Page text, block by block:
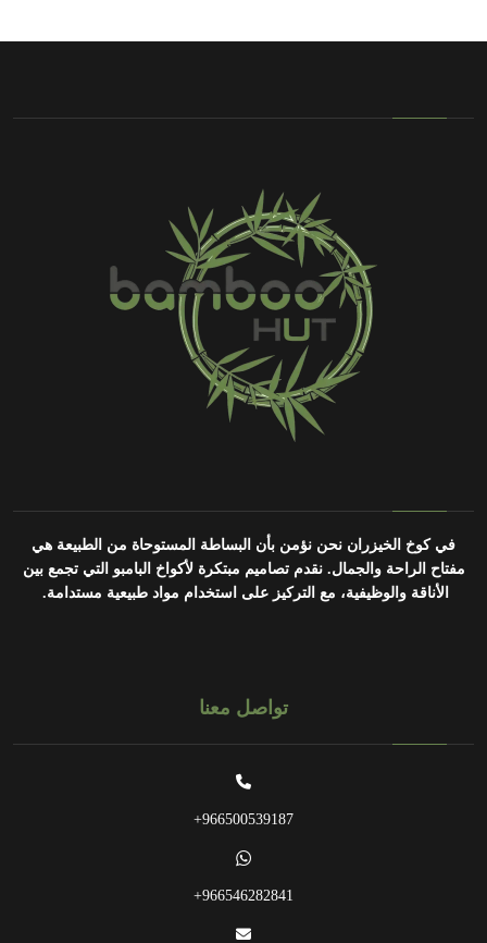
في كوخ الخيزران نحن نؤمن بأن البساطة المستوحاة من الطبيعة هي
مفتاح الراحة والجمال. نقدم تصاميم مبتكرة لأكواخ البامبو التي تجمع بين
الأناقة والوظيفية، مع التركيز على استخدام مواد طبيعية مستدامة.
تواصل معنا
966500539187+
966546282841+